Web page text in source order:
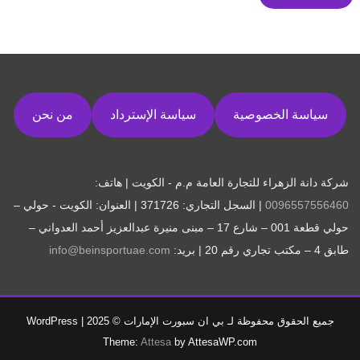
سياسة الخصوصية سياسة الإسترداد من نحن
شركة دانة الزهراء للتجارة العامة م.م - الكويت | هاتف:
0096557556460
| السجل التجاري: 371726 | العنوان: الكويت - حولي –
حولي قطعة 001 – شارع 17 – مبنى منيرة عبدالعزيز أحمد العدواني –
طابق 4 – مكتب تجاري رقم 20 | بريد:
info@beinsportuae.com
جميع الحقوق محفوظة لـ بي ان سبورت الإمارات © 2025
WordPress
Theme: Attesa by AttesaWP.com